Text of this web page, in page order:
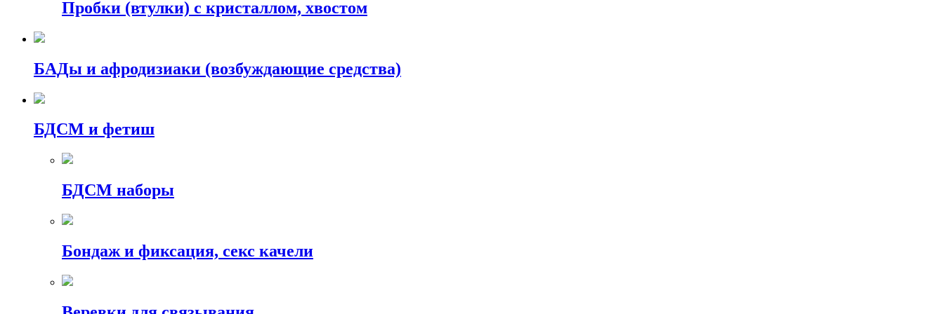
Пробки (втулки) с кристаллом, хвостом
БАДы и афродизиаки (возбуждающие средства)
БДСМ и фетиш
БДСМ наборы
Бондаж и фиксация, секс качели